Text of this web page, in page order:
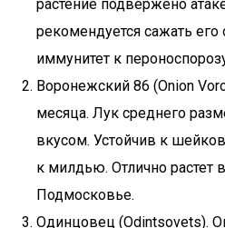
растение подвержено
рекомендуется сажать
иммунитет к
Воронежский 86 (Onion
месяца. Лук среднего
вкусом. Устойчив к
к милдью. Отлично растет
Подмосковье.
Одинцовец (Odintsovets).